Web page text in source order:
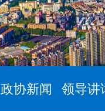
政协新闻 领导讲